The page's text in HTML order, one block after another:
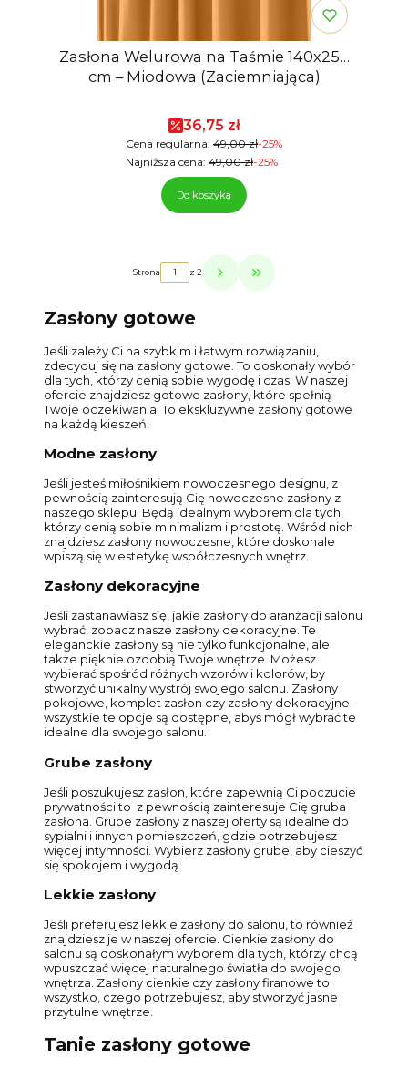
Zasłona Welurowa na Taśmie 140x250
cm – Miodowa (Zaciemniająca)
Cena promocyjna
36,75 zł
Cena regularna: 49,00 zł-25%
Najniższa cena: 49,00 zł-25%
Do koszyka
Strona z 2
Przejdź do ostatniej strony z
Zasłony gotowe
Jeśli zależy Ci na szybkim i łatwym rozwiązaniu,
zdecyduj się na zasłony gotowe. To doskonały wybór
dla tych, którzy cenią sobie wygodę i czas. W naszej
ofercie znajdziesz gotowe zasłony, które spełnią
Twoje oczekiwania. To ekskluzywne zasłony gotowe
na każdą kieszeń!
Modne zasłony
Jeśli jesteś miłośnikiem nowoczesnego designu, z
pewnością zainteresują Cię nowoczesne zasłony z
naszego sklepu. Będą idealnym wyborem dla tych,
którzy cenią sobie minimalizm i prostotę. Wśród nich
znajdziesz zasłony nowoczesne, które doskonale
wpiszą się w estetykę współczesnych wnętrz.
Zasłony dekoracyjne
Jeśli zastanawiasz się, jakie zasłony do aranżacji salonu
wybrać, zobacz nasze zasłony dekoracyjne. Te
eleganckie zasłony są nie tylko funkcjonalne, ale
także pięknie ozdobią Twoje wnętrze. Możesz
wybierać spośród różnych wzorów i kolorów, by
stworzyć unikalny wystrój swojego salonu. Zasłony
pokojowe, komplet zasłon czy zasłony dekoracyjne -
wszystkie te opcje są dostępne, abyś mógł wybrać te
idealne dla swojego salonu.
Grube zasłony
Jeśli poszukujesz zasłon, które zapewnią Ci poczucie
prywatności to z pewnością zainteresuje Cię gruba
zasłona. Grube zasłony z naszej oferty są idealne do
sypialni i innych pomieszczeń, gdzie potrzebujesz
więcej intymności. Wybierz zasłony grube, aby cieszyć
się spokojem i wygodą.
Lekkie zasłony
Jeśli preferujesz lekkie zasłony do salonu, to również
znajdziesz je w naszej ofercie. Cienkie zasłony do
salonu są doskonałym wyborem dla tych, którzy chcą
wpuszczać więcej naturalnego światła do swojego
wnętrza. Zasłony cienkie czy zasłony firanowe to
wszystko, czego potrzebujesz, aby stworzyć jasne i
przytulne wnętrze.
Tanie zasłony gotowe